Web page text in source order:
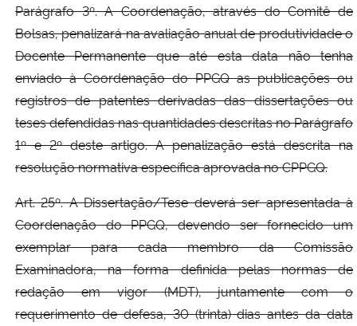
Parágrafo 3º. A Coordenação, através do Comitê de
Bolsas, penalizará na avaliação anual de produtividade o
Docente Permanente que até esta data não tenha
enviado à Coordenação do PPGQ as publicações ou
registros de patentes derivadas das dissertações ou
teses defendidas nas quantidades descritas no Parágrafo
1º e 2º deste artigo. A penalização está descrita na
resolução normativa específica aprovada no CPPGQ.
Art. 25º. A Dissertação/Tese deverá ser apresentada à
Coordenação do PPGQ, devendo ser fornecido um
exemplar para cada membro da Comissão
Examinadora, na forma definida pelas normas de
redação em vigor (MDT), juntamente com o
requerimento de defesa, 30 (trinta) dias antes da data